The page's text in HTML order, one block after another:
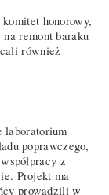
honorowy,
remont baraku
również
laboratorium
poprawczego,
z
Projekt ma
prowadzili w